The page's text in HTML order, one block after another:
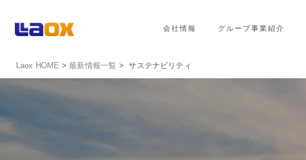
会社情報 グループ事業紹介
Laox HOME >最新情報一覧 > サステナビリティ